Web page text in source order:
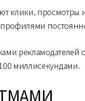
клики,
миллисекундами.